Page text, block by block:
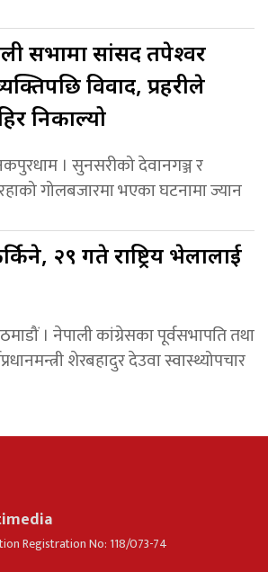
सभामा सांसद तपेश्वर
विवाद, प्रहरीले
निकाल्यो
। सुनसरीको देवानगञ्ज र
गोलबजारमा भएका घटनामा ज्यान
२९ गते राष्ट्रिय भेलालाई
। नेपाली कांग्रेसका पूर्वसभापति तथा
शेरबहादुर देउवा स्वास्थ्योपचार
Registration No: 118/073-74